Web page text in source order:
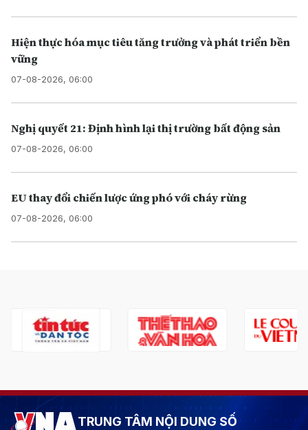
Hiện thực hóa mục tiêu tăng trưởng và phát triển bền
vững
07-08-2026, 06:00
Nghị quyết 21: Định hình lại thị trường bất động sản
07-08-2026, 06:00
EU thay đổi chiến lược ứng phó với cháy rừng
07-08-2026, 06:00
TRUNG TÂM NỘI DUNG SỐ